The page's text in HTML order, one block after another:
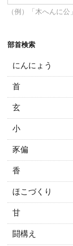
（例）「木へんに公
部首検索
にんにょう
首
玄
小
豕偏
香
ほこづくり
甘
闘構え